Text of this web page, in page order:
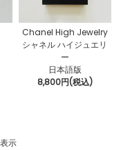
Chanel High Jewelry
シャネル ハイジュエリ
ー
日本語版
8,800円(税込)
表示